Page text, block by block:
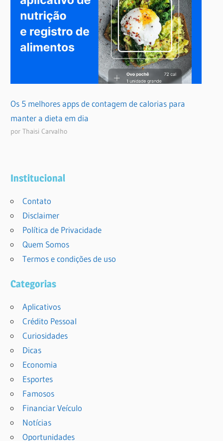
Os 5 melhores apps de contagem de calorias para
manter a dieta em dia
por Thaisi Carvalho
Institucional
Contato
Disclaimer
Política de Privacidade
Quem Somos
Termos e condições de uso
Categorias
Aplicativos
Crédito Pessoal
Curiosidades
Dicas
Economia
Esportes
Famosos
Financiar Veículo
Notícias
Oportunidades